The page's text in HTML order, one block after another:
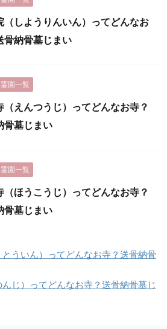
（しようりんいん）ってどんなお
骨納骨墓じまい
園一覧
（えんつうじ）ってどんなお寺？
骨墓じまい
園一覧
（ほうこうじ）ってどんなお寺？
骨墓じまい
ういん）ってどんなお寺？送骨納骨
じ）ってどんなお寺？送骨納骨墓じ